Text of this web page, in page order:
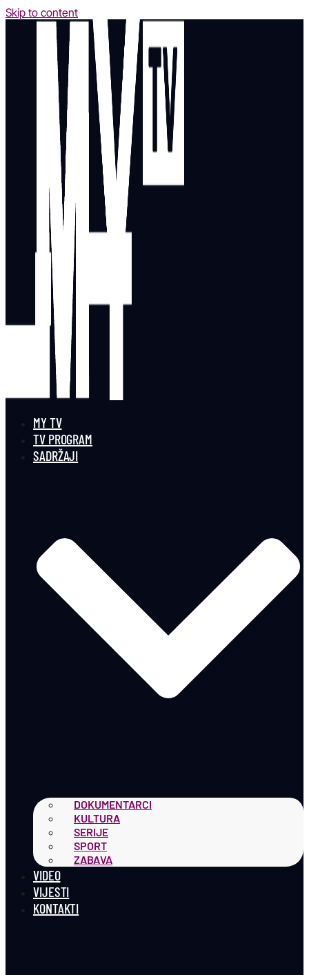
Skip to content
MY TV
TV PROGRAM
SADRŽAJI
DOKUMENTARCI
KULTURA
SERIJE
SPORT
ZABAVA
VIDEO
VIJESTI
KONTAKTI